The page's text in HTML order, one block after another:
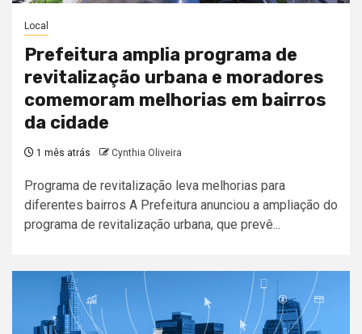
Local
Prefeitura amplia programa de
revitalização urbana e moradores
comemoram melhorias em bairros
da cidade
1 mês atrás Cynthia Oliveira
Programa de revitalização leva melhorias para
diferentes bairros A Prefeitura anunciou a ampliação do
programa de revitalização urbana, que prevê...